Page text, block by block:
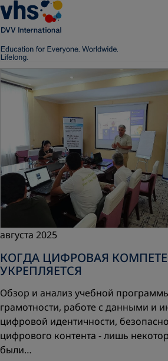
августа 2025
КОГДА ЦИФРОВАЯ
УКРЕПЛЯЕТСЯ
Обзор и анализ учебной
грамотности, работе с данными и
цифровой идентичности,
цифрового контента - лишь
были…